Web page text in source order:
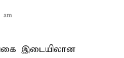
am
இடையிலான